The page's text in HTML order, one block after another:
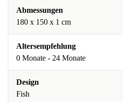
Abmessungen
180 x 150 x 1 cm
Altersempfehlung
0 Monate - 24 Monate
Design
Fish